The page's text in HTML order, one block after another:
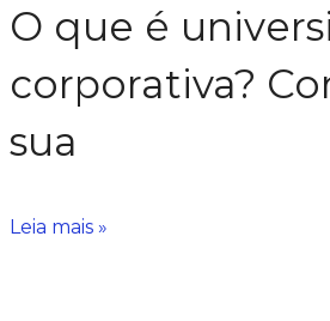
O que é
corporativa?
sua
Leia mais »